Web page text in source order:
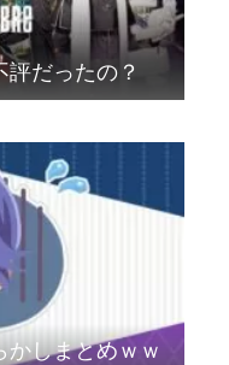
評だったの？
かしまとめｗｗ